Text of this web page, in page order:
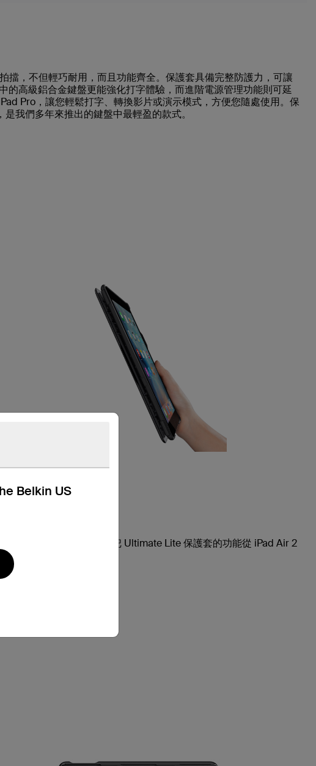
Belkin US
擋，不但輕巧耐用，而且功能齊全。保護套具備完整防護力，可讓
的高級鋁合金鍵盤更能強化打字體驗，而進階電源管理功能則可延
Pro，讓您輕鬆打字、轉換影片或演示模式，方便您隨處使用。保
我們多年來推出的鍵盤中最輕盈的款式。
次推出這款纖薄的鍵盤，把 Ultimate Lite 保護套的功能從 iPad Air 2